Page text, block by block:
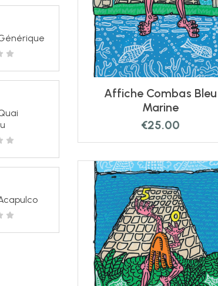
Affiche Combas Bleu
Marine
€25.00